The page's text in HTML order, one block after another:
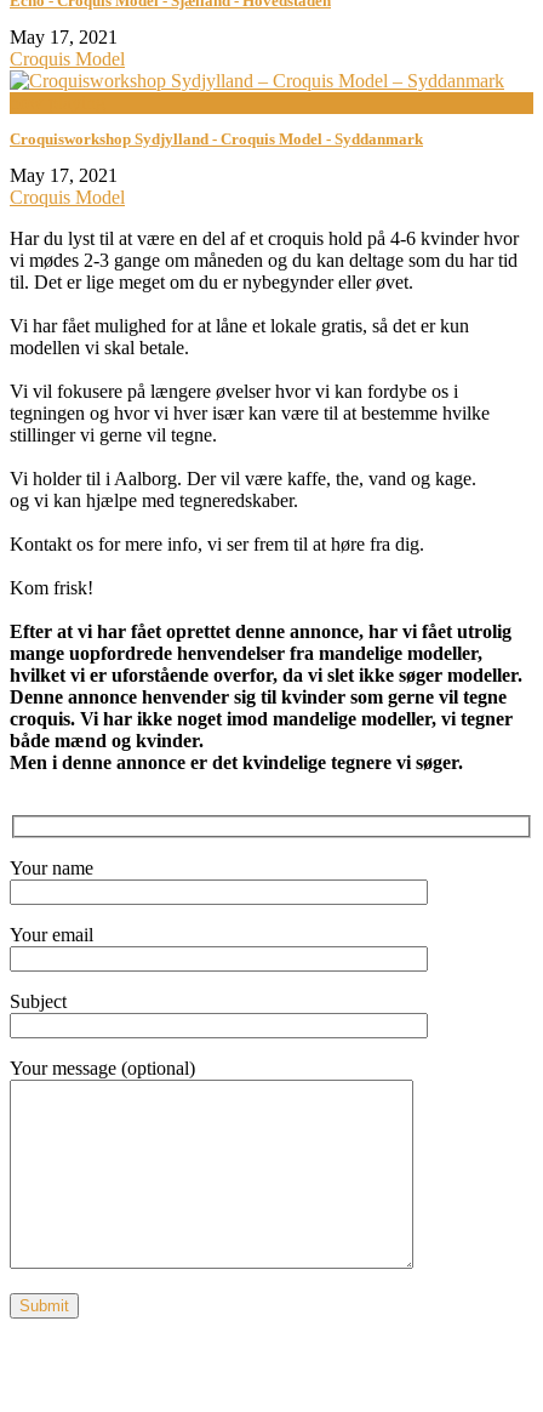
May 17, 2021
Croquis Model
Croquisworkshop Sydjylland - Croquis Model - Syddanmark
May 17, 2021
Croquis Model
Har du lyst til at være en del af et croquis hold på 4-6 kvinder hvor
vi mødes 2-3 gange om måneden og du kan deltage som du har tid
til. Det er lige meget om du er nybegynder eller øvet.
Vi har fået mulighed for at låne et lokale gratis, så det er kun
modellen vi skal betale.
Vi vil fokusere på længere øvelser hvor vi kan fordybe os i
tegningen og hvor vi hver især kan være til at bestemme hvilke
stillinger vi gerne vil tegne.
Vi holder til i Aalborg. Der vil være kaffe, the, vand og kage.
og vi kan hjælpe med tegneredskaber.
Kontakt os for mere info, vi ser frem til at høre fra dig.
Kom frisk!
Efter at vi har fået oprettet denne annonce, har vi fået utrolig
mange uopfordrede henvendelser fra mandelige modeller,
hvilket vi er uforstående overfor, da vi slet ikke søger modeller.
Denne annonce henvender sig til kvinder som gerne vil tegne
croquis. Vi har ikke noget imod mandelige modeller, vi tegner
både mænd og kvinder.
Men i denne annonce er det kvindelige tegnere vi søger.
Your name
Your email
Subject
Your message (optional)